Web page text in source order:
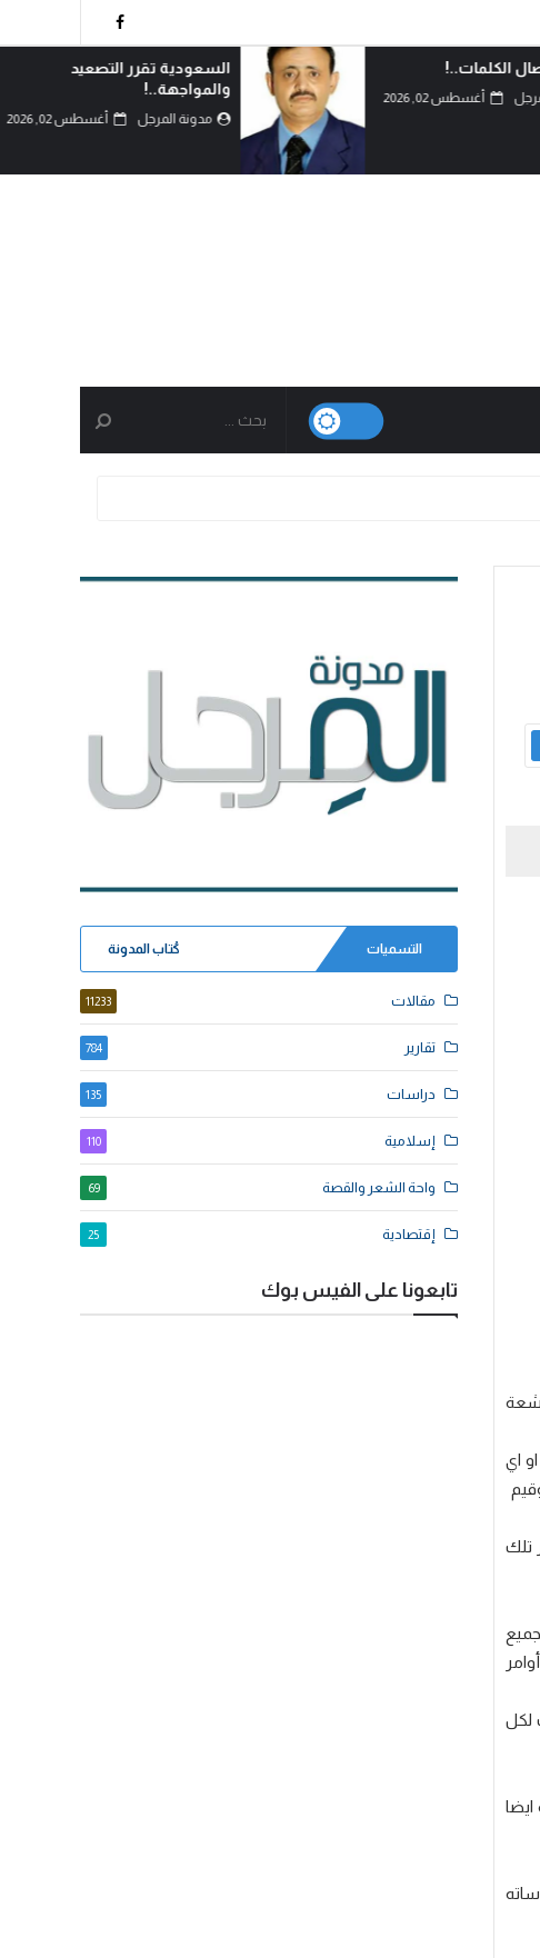
تقرر التصعيد
أحزموا حقائبكم وترقبوا..!
مدونة المرجل
اي
تلك
لكل
التسميات كُتاب المدونة
مقالات 11233
تقارير 784
دراسات 135
إسلامية 110
واحة الشعر والقصة 69
إقتصادية 25
تابعونا على الفيس بوك